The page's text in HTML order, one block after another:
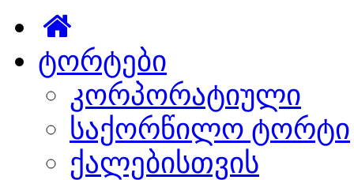
ტორტები
კორპორატიული
საქორწილო ტორტი
ქალებისთვის